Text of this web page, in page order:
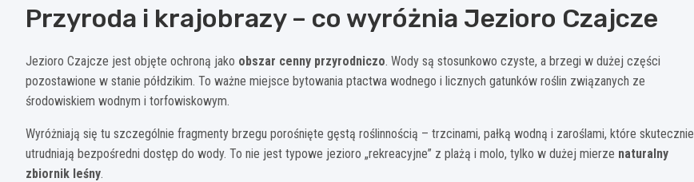
Przyroda i krajobrazy – co wyróżnia Jezioro Czajcze
Jezioro Czajcze jest objęte ochroną jako obszar cenny przyrodniczo. Wody są stosunkowo czyste, a brzegi w dużej części
pozostawione w stanie półdzikim. To ważne miejsce bytowania ptactwa wodnego i licznych gatunków roślin związanych ze
środowiskiem wodnym i torfowiskowym.
Wyróżniają się tu szczególnie fragmenty brzegu porośnięte gęstą roślinnością – trzcinami, pałką wodną i zaroślami, które skutecznie
utrudniają bezpośredni dostęp do wody. To nie jest typowe jezioro „rekreacyjne” z plażą i molo, tylko w dużej mierze naturalny
zbiornik leśny.